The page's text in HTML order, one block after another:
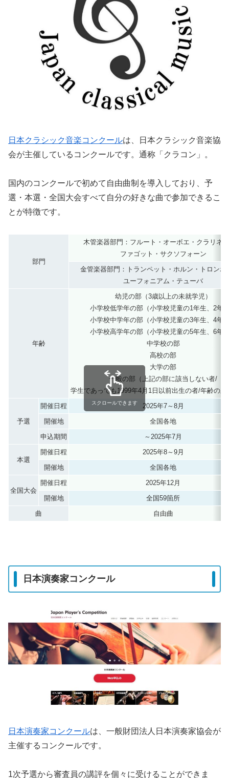
日本クラシック音楽コンクールは、日本クラシック音楽協
会が主催しているコンクールです。通称「クラコン」。
国内のコンクールで初めて自由曲制を導入しており、予
選・本選・全国大会すべて自分の好きな曲で参加できるこ
とが特徴です。
部門
木管楽器部門：フルート・オーボエ・クラリネ
ファゴット・サクソフォーン
金管楽器部門：トランペット・ホルン・トロンボ
ユーフォニアム・テューバ
年齢
幼児の部（3歳以上の未就学児）
小学校低学年の部（小学校児童の1年生、2年
小学校中学年の部（小学校児童の3年生、4年
小学校高学年の部（小学校児童の5年生、6年
中学校の部
高校の部
大学の部
一般の部（上記の部に該当しない者/
学生であっても1999年4月1日以前出生の者/年齢の上
予選
開催日程
2025年7～8月
開催地
全国各地
申込期間
～2025年7月
本選
開催日程
2025年8～9月
開催地
全国各地
全国大会
開催日程
2025年12月
開催地
全国59箇所
曲
自由曲
スクロールできます
日本演奏家コンクール
日本演奏家コンクールは、一般財団法人日本演奏家協会が
主催するコンクールです。
1次予選から審査員の講評を個々に受けることができま